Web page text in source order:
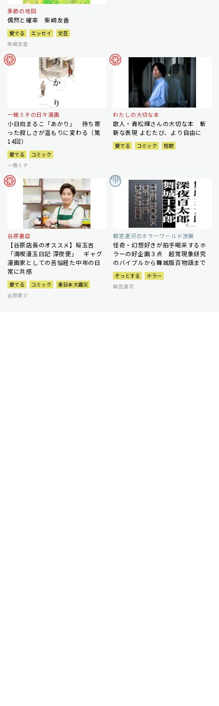
季節の地図
偶然と確率 柴崎友香
愛でる エッセイ
文芸
柴崎友香
一穂ミチの日々漫画
小日向まるこ「あかり」 持ち寄
った寂しさが温もりに変わる（第
14回）
愛でる
コミック
一穂ミチ
わたしの大切な本
歌人・青松輝さんの大切な本 斬
新な表現 よむたび、より自由に
愛でる コミック 短歌
谷原書店
【谷原店長のオススメ】桜玉吉
「満喫漫玉日記 深夜便」 ギャグ
漫画家としての苦悩経た中年の日
常に共感
愛でる コミック
東日本大震災
谷原章介
朝宮運河のホラーワールド渉猟
怪奇・幻想好きが拍手喝采するホ
ラーの好企画３点 超常現象研究
のバイブルから舞城版百物語まで
ぞっとする
ホラー
朝宮運河